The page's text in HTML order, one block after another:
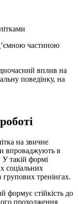
частиною
вплив на
поведінку, на
на звичне
впроваджують в
У такій формі
соціальних
тренінгах.
формує стійкість до
проходження